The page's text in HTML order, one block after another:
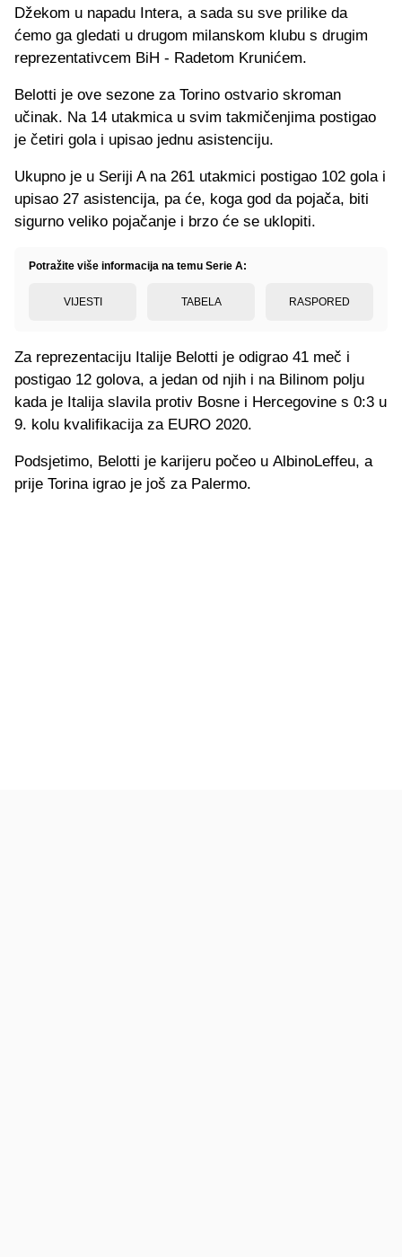
Džekom u napadu Intera, a sada su sve prilike da
ćemo ga gledati u drugom milanskom klubu s drugim
reprezentativcem BiH - Radetom Krunićem.
Belotti je ove sezone za Torino ostvario skroman
učinak. Na 14 utakmica u svim takmičenjima postigao
je četiri gola i upisao jednu asistenciju.
Ukupno je u Seriji A na 261 utakmici postigao 102 gola i
upisao 27 asistencija, pa će, koga god da pojača, biti
sigurno veliko pojačanje i brzo će se uklopiti.
Potražite više informacija na temu Serie A:
VIJESTI TABELA RASPORED
Za reprezentaciju Italije Belotti je odigrao 41 meč i
postigao 12 golova, a jedan od njih i na Bilinom polju
kada je Italija slavila protiv Bosne i Hercegovine s 0:3 u
9. kolu kvalifikacija za EURO 2020.
Podsjetimo, Belotti je karijeru počeo u AlbinoLeffeu, a
prije Torina igrao je još za Palermo.